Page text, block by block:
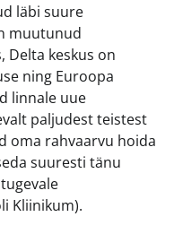
läbi suure
muutunud
Delta keskus on
ning Euroopa
linnale uue
paljudest teistest
oma rahvaarvu hoida
suuresti tänu
Kliinikum).